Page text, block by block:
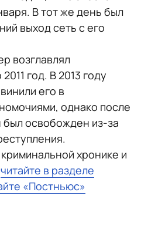
В тот же день был
выход сеть с его
возглавлял
год. В 2013 году
его в
однако после
освобожден из-за
хронике и
читайте в разделе
«Постньюс»